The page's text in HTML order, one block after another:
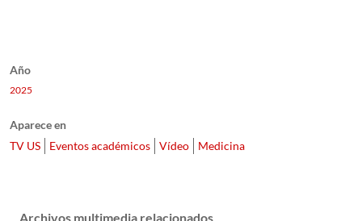
Año
2025
Aparece en
TV US
Eventos académicos Vídeo Medicina
Archivos multimedia relacionados